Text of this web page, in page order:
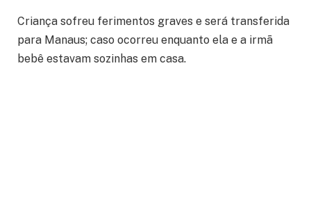
Criança sofreu ferimentos graves e será transferida
para Manaus; caso ocorreu enquanto ela e a irmã
bebê estavam sozinhas em casa.